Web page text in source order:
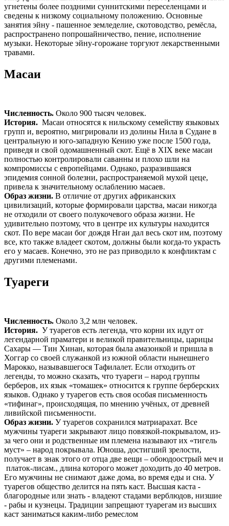
угнетены более поздними суннитскими переселенцами и
сведены к низкому социальному положению. Основные
занятия эйну - пашенное земледелие, скотоводство, ремёсла,
распространено попрошайничество, пение, исполнение
музыки. Некоторые эйну-горожане торгуют лекарственными
травами.
Масаи
Численность. Около 900 тысяч человек.
История. Масаи относятся к нильскому семейству языковых
групп и, вероятно, мигрировали из долины Нила в Судане в
центральную и юго-западную Кению уже после 1500 года,
приведя и свой одомашненный скот. Ещё в XIX веке масаи
полностью контролировали саванны и плохо шли на
компромиссы с европейцами. Однако, разразившаяся
эпидемия сонной болезни, распространяемой мухой цеце,
привела к значительному ослаблению масаев.
Образ жизни. В отличие от других африканских
цивилизаций, которые формировали царства, масаи никогда
не отходили от своего полукочевого образа жизни. Не
удивительно поэтому, что в центре их культуры находится
скот. По вере масаи бог дождя Нгаи дал весь скот им, поэтому
все, кто также владеет скотом, должны были когда-то украсть
его у масаев. Конечно, это не раз приводило к конфликтам с
другими племенами.
Туареги
Численность. Около 3,2 млн человек.
История. У туарегов есть легенда, что корни их идут от
легендарной праматери и великой правительницы, царицы
Сахары — Тин Хинан, которая была амазонкой и пришла в
Хоггар со своей служанкой из южной области нынешнего
Марокко, называвшегося Тафилалет. Если отходить от
легенды, то можно сказать, что туареги – народ группы
берберов, их язык «томашек» относится к группе берберских
языков. Однако у туарегов есть своя особая письменность
«тифинаг», происходящая, по мнению учёных, от древней
ливийской письменности.
Образ жизни. У туарегов сохранился матриарахат. Все
мужчины туареги закрывают лицо повязкой-покрывалом, из-
за чего они и родственные им племена называют их «тигель
муст» – народ покрывала. Юноша, достигший зрелости,
получает в знак этого от отца две вещи – обоюдоострый меч и
платок-лисам., длина которого может доходить до 40 метров.
Его мужчины не снимают даже дома, во время еды и сна. У
туарегов общество делится на пять каст. Высшая каста -
благородные или знать - владеют стадами верблюдов, низшие
- рабы и кузнецы. Традиции запрещают туарегам из высших
каст заниматься каким-либо ремеслом